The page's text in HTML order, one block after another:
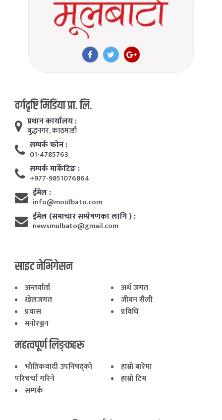
वर्गदृष्टि मिडिया प्रा. लि.
प्रधान कार्यालय :
बुद्धनगर, काठमाडाैं
सम्पर्क फाेन :
01-4785763
सम्पर्क मार्केटिङ :
+977-9851076864
ईमेल :
info@moolbato.com
ईमेल (समाचार सम्प्रेषणका लागि ) :
newsmulbato@gmail.com
साइट नेभिगेसन
अन्तर्वार्ता
अर्थ जगत
खेलजगत
जीवन सैली
प्रवास
प्रविधि
मनोरञ्जन
महत्वपूर्ण लिङ्कहरू
भाैतिकवादी उपनिषद्काे
परिचर्चा गरिने
हाम्राे बारेमा
हाम्राे टिम
सम्पर्क